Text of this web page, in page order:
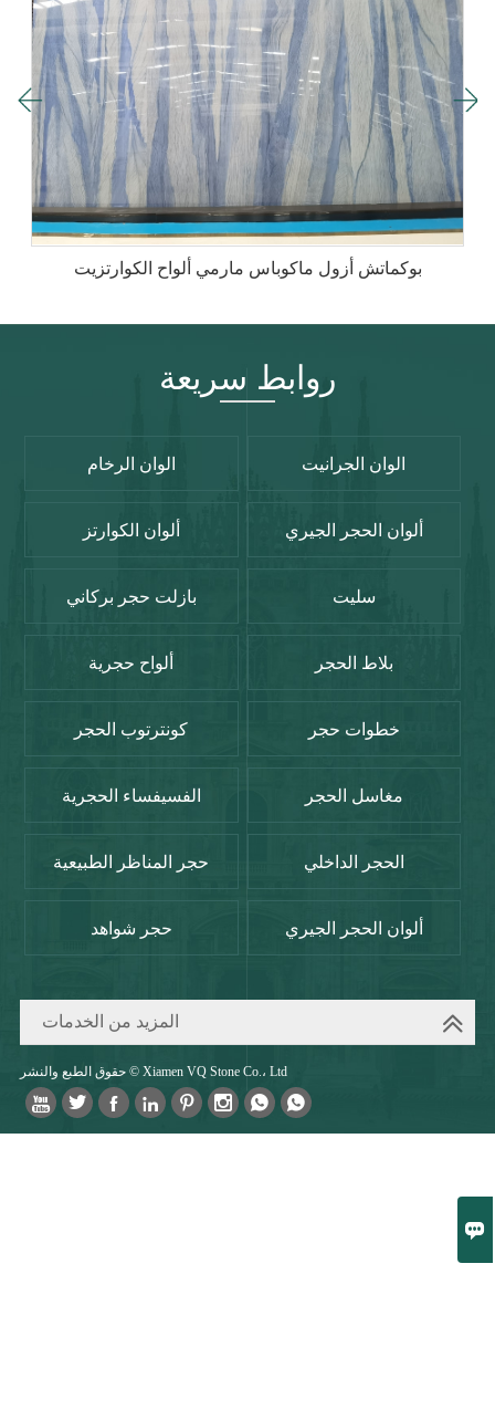

بوكماتش أزول ماكوباس مارمي ألواح الكوارتزيت
روابط سريعة
الوان الرخام الوان الجرانيت
ألوان الكوارتز ألوان الحجر الجيري
بازلت حجر بركاني سليت
ألواح حجرية بلاط الحجر
كونترتوب الحجر خطوات حجر
الفسيفساء الحجرية مغاسل الحجر
حجر المناظر الطبيعية الحجر الداخلي
حجر شواهد ألوان الحجر الجيري
المزيد من الخدمات
حقوق الطبع والنشر © Xiamen VQ Stone Co.، Ltd
       